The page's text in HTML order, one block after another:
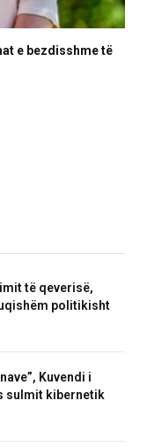
e bezdisshme të
të qeverisë,
politikisht
Kuvendi i
sulmit kibernetik